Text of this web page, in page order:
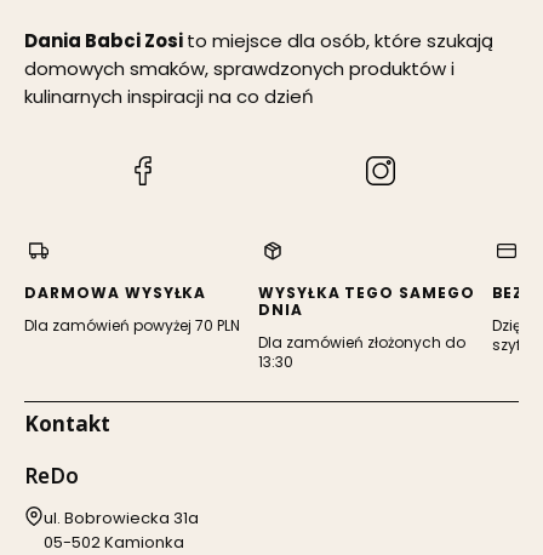
Dania Babci Zosito miejsce dla osób, które szukają
domowych smaków, sprawdzonych produktów i
kulinarnych inspiracji na co dzień
(Otwiera
DARMOWA WYSYŁKA
Dla zamówień powyżej 70 PLN
WYSYŁKA TEGO SAMEGO
DNIA
Dla zamówień złożonych do
13:30
Dzięki
Kontakt
ReDo
Adres:
ul. Bobrowiecka 31a
05-502 Kamionka